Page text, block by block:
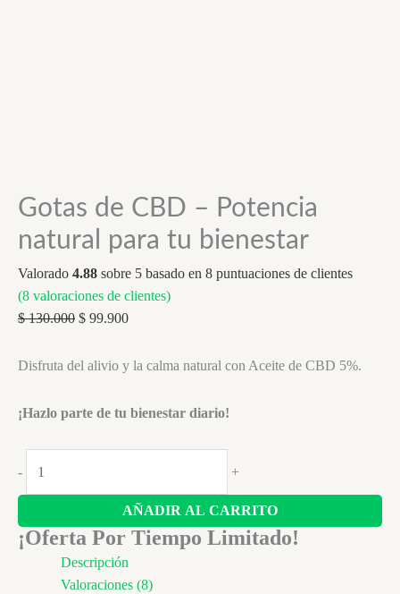
Gotas de CBD – Potencia
natural para tu bienestar
Valorado 4.88 sobre 5 basado en 8 puntuaciones de clientes
(8 valoraciones de clientes)
$130.000 Original
was:
$ 99.900Current
is:
Disfruta del alivio y la calma natural con Aceite de CBD 5%.
¡Hazlo parte de tu bienestar diario!
-
–
Potencia
natural
+
AÑADIR AL CARRITO
¡Oferta Por Tiempo Limitado!
Descripción
Valoraciones (8)